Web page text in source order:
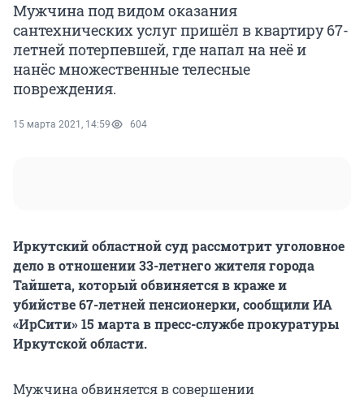
Мужчина под видом оказания
сантехнических услуг пришёл в квартиру 67-
летней потерпевшей, где напал на неё и
нанёс множественные телесные
повреждения.
15 марта 2021, 14:59 604
Иркутский областной суд рассмотрит уголовное
дело в отношении 33-летнего жителя города
Тайшета, который обвиняется в краже и
убийстве 67-летней пенсионерки, сообщили ИА
«ИрСити» 15 марта в пресс-службе прокуратуры
Иркутской области.
Мужчина обвиняется в совершении